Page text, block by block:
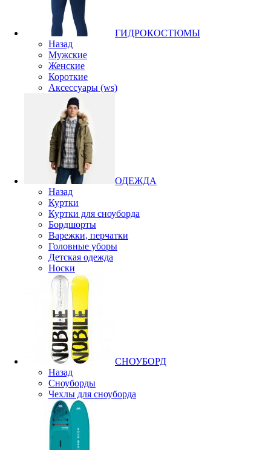
ГИДРОКОСТЮМЫ
Назад
Мужские
Женские
Короткие
Аксессуары (ws)
ОДЕЖДА
Назад
Куртки
Куртки для сноуборда
Бордшорты
Варежки, перчатки
Головные уборы
Детская одежда
Носки
СНОУБОРД
Назад
Сноуборды
Чехлы для сноуборда